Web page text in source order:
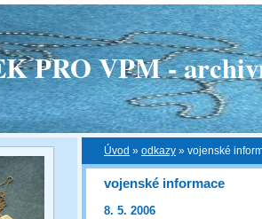
PRO VPM -
Úvod » odkazy » vojenské
vojenské informace
8. 5. 2006